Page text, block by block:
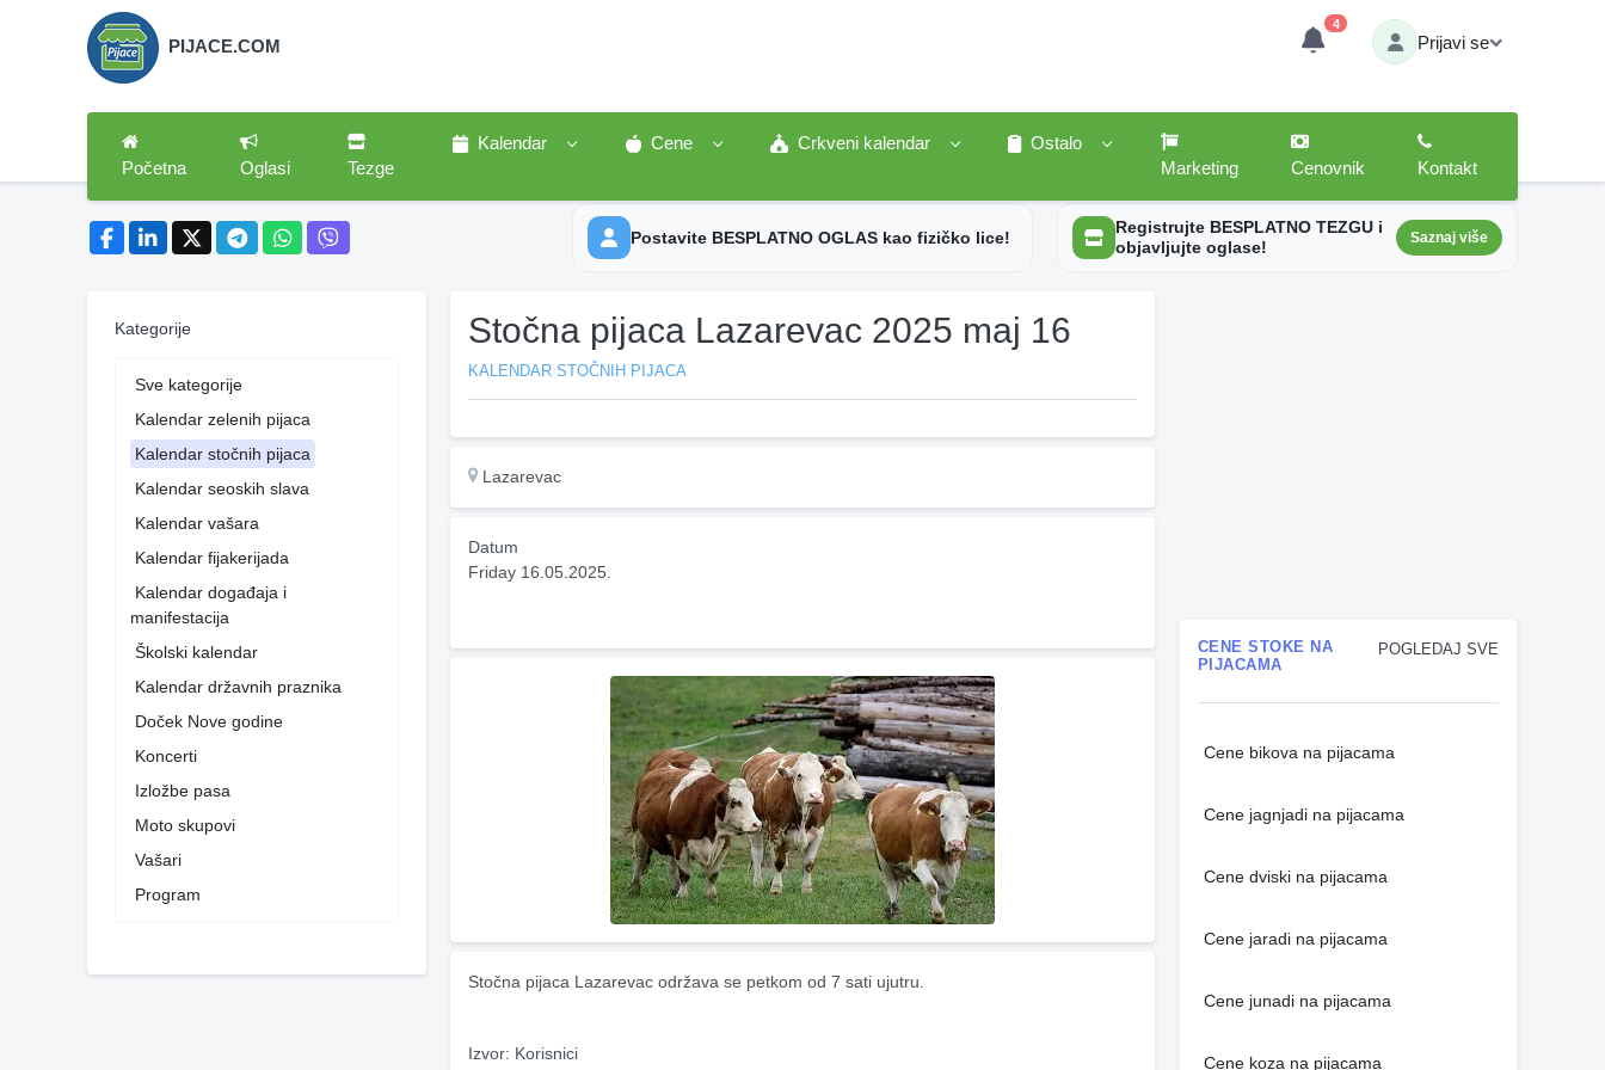
PIJACE.COM
4
Prijavi se
Početna Oglasi Tezge
Kalendar Cene Crkveni kalendar
Ostalo
Marketing
Cenovnik Kontakt
Postavite BESPLATNO OGLAS kao fizičko lice!
Registrujte BESPLATNO TEZGU i
objavljujte oglase!
Saznaj više
Kategorije
Sve kategorije
Kalendar zelenih pijaca
Kalendar stočnih pijaca
Kalendar seoskih slava
Kalendar vašara
Kalendar fijakerijada
Kalendar događaja i
manifestacija
Školski kalendar
Kalendar državnih praznika
Doček Nove godine
Koncerti
Izložbe pasa
Moto skupovi
Vašari
Program
Stočna pijaca Lazarevac 2025 maj 16
KALENDAR STOČNIH PIJACA
Lazarevac
Datum
Friday 16.05.2025.
Stočna pijaca Lazarevac održava se petkom od 7 sati ujutru.
Izvor: Korisnici
POGLEDAJ SVE
CENE STOKE NA
PIJACAMA
Cene bikova na pijacama
Cene jagnjadi na pijacama
Cene dviski na pijacama
Cene jaradi na pijacama
Cene junadi na pijacama
Cene koza na pijacama